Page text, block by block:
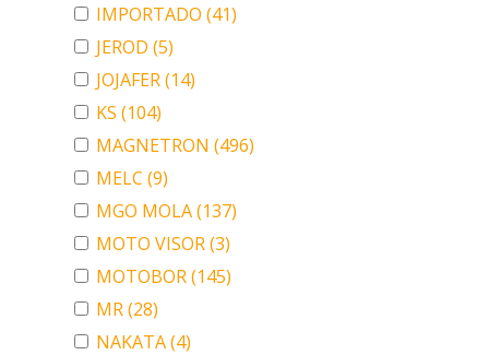
IMPORTADO (41)
JEROD (5)
JOJAFER(14)
KS (104)
MAGNETRON (496)
MELC (9)
MGO MOLA(137)
MOTO VISOR(3)
MOTOBOR(145)
MR(28)
NAKATA(4)